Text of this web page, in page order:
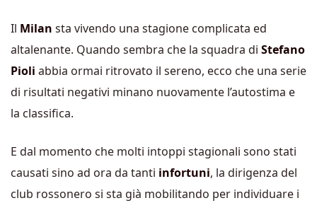
Il Milan sta vivendo una stagione complicata ed
altalenante. Quando sembra che la squadra di Stefano
Pioli abbia ormai ritrovato il sereno, ecco che una serie
di risultati negativi minano nuovamente l’autostima e
la classifica.
E dal momento che molti intoppi stagionali sono stati
causati sino ad ora da tanti infortuni, la dirigenza del
club rossonero si sta già mobilitando per individuare i